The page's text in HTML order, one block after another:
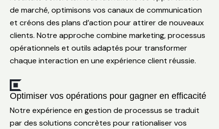
de marché, optimisons vos canaux de communication
et créons des plans d’action pour attirer de nouveaux
clients. Notre approche combine marketing, processus
opérationnels et outils adaptés pour transformer
chaque interaction en une expérience client réussie.
Optimiser vos opérations pour gagner en efficacité
Notre expérience en gestion de processus se traduit
par des solutions concrètes pour rationaliser vos